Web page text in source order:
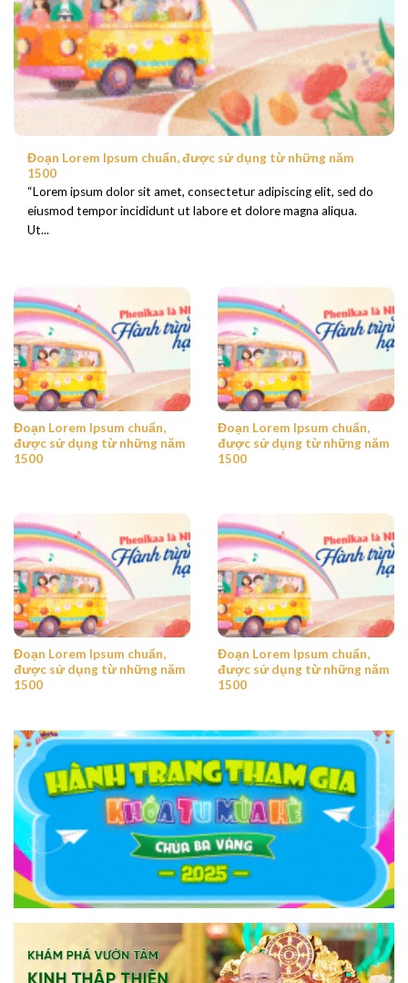
Đoạn Lorem Ipsum chuẩn, được sử dụng từ những năm
1500
“Lorem ipsum dolor sit amet, consectetur adipiscing elit, sed do
eiusmod tempor incididunt ut labore et dolore magna aliqua.
Ut...
Đoạn Lorem Ipsum chuẩn,
được sử dụng từ những năm
1500
Đoạn Lorem Ipsum chuẩn,
được sử dụng từ những năm
1500
Đoạn Lorem Ipsum chuẩn,
được sử dụng từ những năm
1500
Đoạn Lorem Ipsum chuẩn,
được sử dụng từ những năm
1500